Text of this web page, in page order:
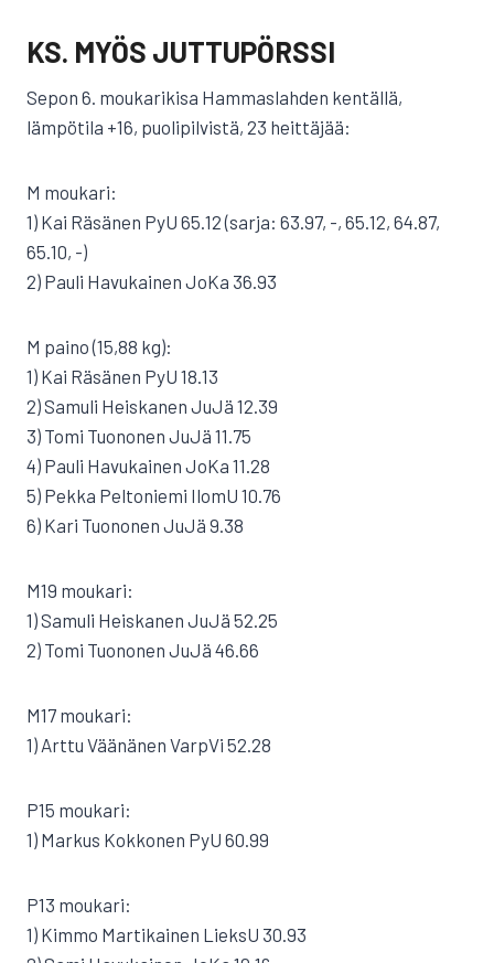
KS. MYÖS JUTTUPÖRSSI
Sepon 6. moukarikisa Hammaslahden kentällä,
lämpötila +16, puolipilvistä, 23 heittäjää:
M moukari:
1) Kai Räsänen PyU 65.12 (sarja: 63.97, -, 65.12, 64.87,
65.10, -)
2) Pauli Havukainen JoKa 36.93
M paino (15,88 kg):
1) Kai Räsänen PyU 18.13
2) Samuli Heiskanen JuJä 12.39
3) Tomi Tuononen JuJä 11.75
4) Pauli Havukainen JoKa 11.28
5) Pekka Peltoniemi IlomU 10.76
6) Kari Tuononen JuJä 9.38
M19 moukari:
1) Samuli Heiskanen JuJä 52.25
2) Tomi Tuononen JuJä 46.66
M17 moukari:
1) Arttu Väänänen VarpVi 52.28
P15 moukari:
1) Markus Kokkonen PyU 60.99
P13 moukari:
1) Kimmo Martikainen LieksU 30.93